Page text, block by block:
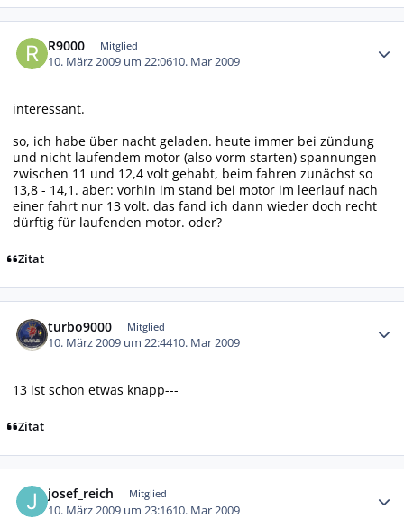
R9000 Mitglied
10. März 2009 um 22:0610. Mar 2009
interessant.
so, ich habe über nacht geladen. heute immer bei zündung
und nicht laufendem motor (also vorm starten) spannungen
zwischen 11 und 12,4 volt gehabt, beim fahren zunächst so
13,8 - 14,1. aber: vorhin im stand bei motor im leerlauf nach
einer fahrt nur 13 volt. das fand ich dann wieder doch recht
dürftig für laufenden motor. oder?
Zitat
turbo9000 Mitglied
10. März 2009 um 22:4410. Mar 2009
13 ist schon etwas knapp---
Zitat
josef_reich Mitglied
10. März 2009 um 23:1610. Mar 2009